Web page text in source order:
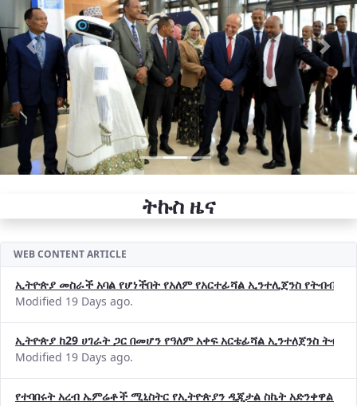
Previous Next
ትኩስ ዜና
WEB CONTENT ARTICLE
ኢትዮጵያ መስራች አባል የሆነችበት የአለም የአርተፊሻል ኢንተሊጀንስ የትብብር
Modified 19 Days ago.
ኢትዮጵያ ከ29 ሀገራት ጋር በመሆን የዓለም አቀፍ አርቴፊሻል ኢንተለጀንስ
Modified 19 Days ago.
የተባበሩት አረብ ኤምሬቶች ሚኒስትር የኢትዮጵያን ዲጂታል ስኬት አድንቀዋል